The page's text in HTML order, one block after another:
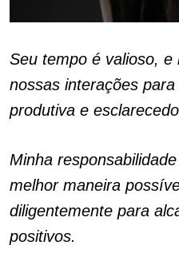
Seu tempo é valioso, e
nossas interações
produtiva e
Minha
melhor maneira
diligentemente para
positivos.